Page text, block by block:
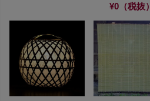
¥0（税抜）